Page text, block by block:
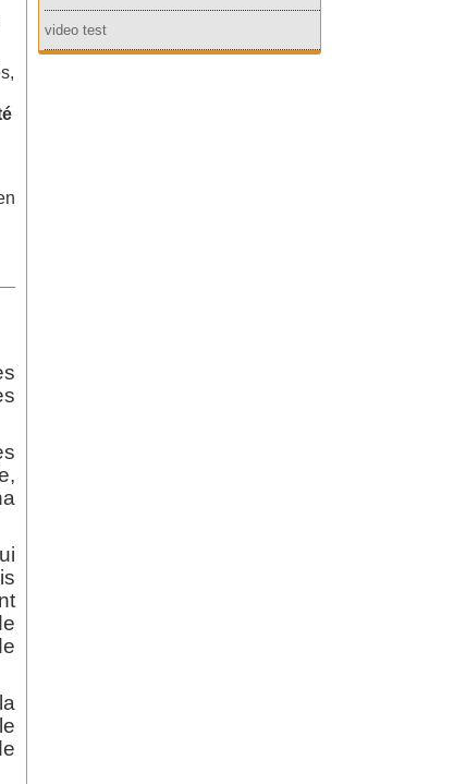
video test